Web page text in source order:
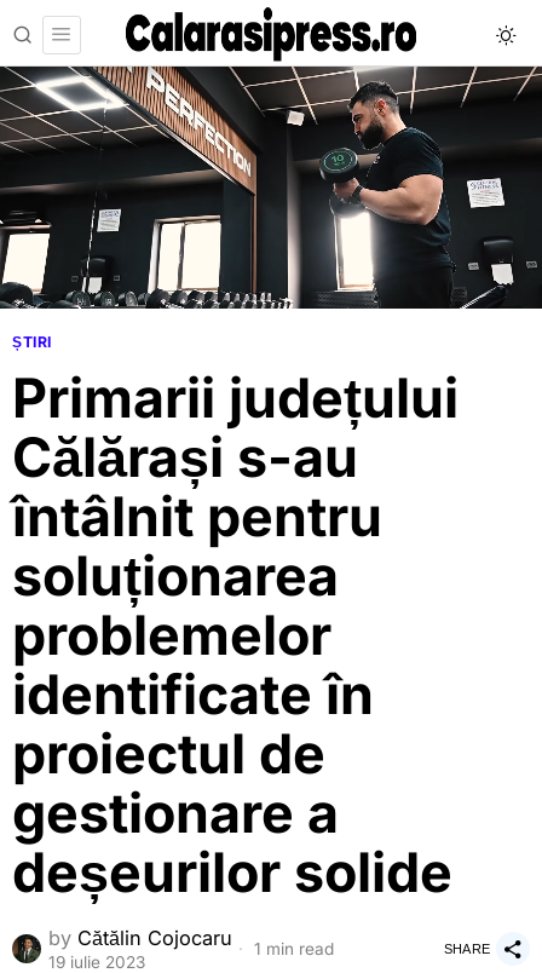
ȘTIRI
Primarii județului
Călărași s-au
întâlnit pentru
soluționarea
problemelor
identificate în
proiectul de
gestionare a
deșeurilor solide
by Cătălin Cojocaru
19 iulie 2023
1 min read SHARE